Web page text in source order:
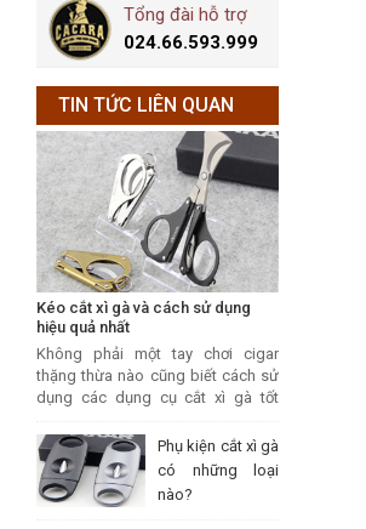
Tổng đài hỗ trợ
024.66.593.999
TIN TỨC LIÊN QUAN
Kéo cắt xì gà và cách sử dụng
hiệu quả nhất
Không phải một tay chơi cigar
thặng thừa nào cũng biết cách sử
dụng các dụng cụ cắt xì gà tốt
ra cách sử dụng kéo cắt xì gà một
cách hiệu quả nhất để các bạn
tham khảo.
Phụ kiện cắt xì gà
có những loại
nào?